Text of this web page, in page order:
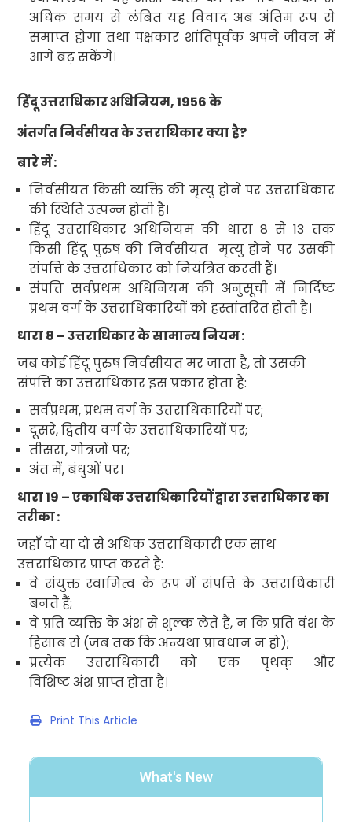
अधिक समय से लंबित यह विवाद अब अंतिम रूप से
समाप्त होगा तथा पक्षकार शांतिपूर्वक अपने जीवन में
आगे बढ़ सकेंगे।
हिंदू उत्तराधिकार अधिनियम, 1956के
अंतर्गत निर्वसीयत के उत्तराधिकार क्या है?
बारे में:
निर्वसीयत किसी व्यक्ति की मृत्यु होने पर उत्तराधिकार
की स्थिति उत्पन्न होती है।
हिंदू उत्तराधिकार अधिनियम की धारा 8से13 तक
किसी हिंदू पुरुष की निर्वसीयत मृत्यु होने पर उसकी
संपत्ति के उत्तराधिकार को नियंत्रित करती हैं।
संपत्ति सर्वप्रथम अधिनियम की अनुसूची में निर्दिष्ट
प्रथम वर्ग के उत्तराधिकारियों को हस्तांतरित होती है।
धारा8 –उत्तराधिकार के सामान्य नियम:
जब कोई हिंदू पुरुष निर्वसीयतमर जाता है,तो उसकी
संपत्ति का उत्तराधिकार इस प्रकार होता है:
सर्वप्रथम,प्रथम वर्ग के उत्तराधिकारियों पर;
दूसरे,द्वितीय वर्ग के उत्तराधिकारियों पर;
तीसरा,गोत्रजों पर;
अंत में,बंधुओं पर।
धारा19 –एकाधिक उत्तराधिकारियों द्वारा उत्तराधिकार का
तरीका:
जहाँ दो या दो से अधिक उत्तराधिकारी एक साथ
उत्तराधिकार प्राप्त करते हैं:
वे संयुक्त स्वामित्व के रूप में संपत्ति के उत्तराधिकारी
बनते हैं;
वे प्रति व्यक्ति के अंश से शुल्क लेते हैं, न कि प्रति वंश के
हिसाब से (जब तक कि अन्यथा प्रावधान न हो);
प्रत्येक उत्तराधिकारी को एक पृथक् और
विशिष्ट अंश प्राप्त होता है।
Print This Article
What's New